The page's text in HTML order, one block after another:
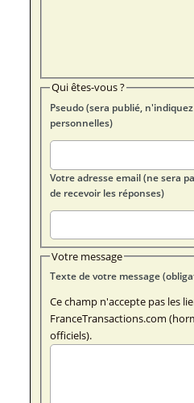
Qui êtes-vous ?
Pseudo (sera publié,
personnelles)
Votre adresse email (ne sera
de recevoir les réponses)
Votre message
Texte de votre
Ce champ n'accepte pas les
FranceTransactions.com
officiels).